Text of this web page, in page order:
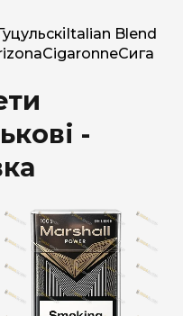
Гуцульскі Italian Blend
CigaronneСига
-